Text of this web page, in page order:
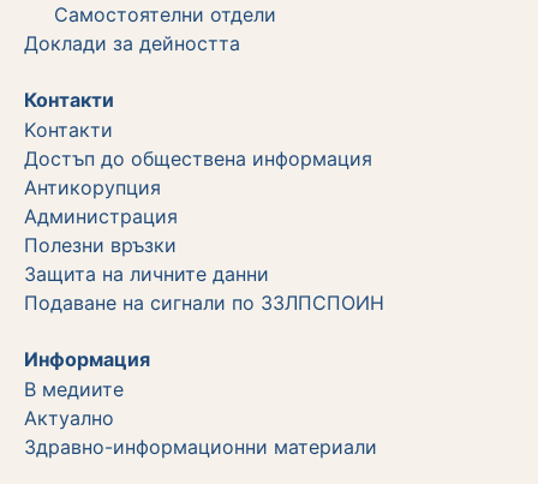
Самостоятелни отдели
Дoклади за дейността
Контакти
Kонтакти
Достъп до обществена информация
Aнтикорупция
Администрация
Полезни връзки
Защита на личните данни
Подаване на сигнали по ЗЗЛПСПОИН
Информация
В медиите
Актуално
Здравно-информационни материали